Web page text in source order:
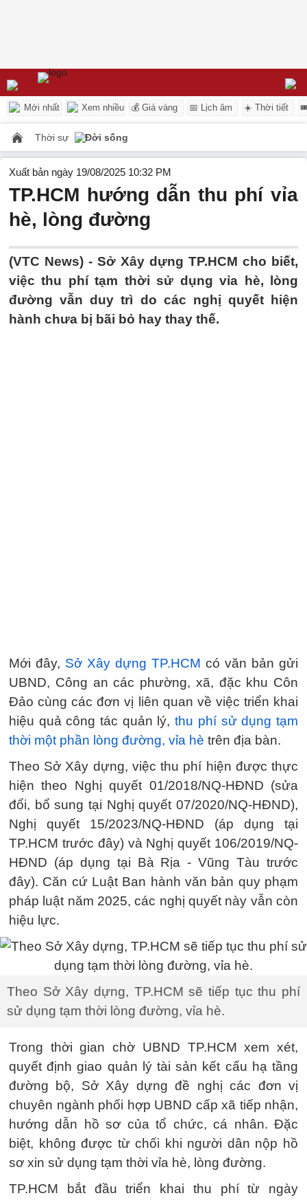
Mới nhất Xem nhiều 💰 Giá vàng 📅 Lịch âm ☀️ Thời tiết
Thời sự Đời sống
Xuất bản ngày 19/08/2025 10:32 PM
TP.HCM hướng dẫn thu phí vỉa
hè, lòng đường
(VTC News) - Sở Xây dựng TP.HCM cho biết,
việc thu phí tạm thời sử dụng vỉa hè, lòng
đường vẫn duy trì do các nghị quyết hiện
hành chưa bị bãi bỏ hay thay thế.
Mới đây, Sở Xây dựng TP.HCM có văn bản gửi
UBND, Công an các phường, xã, đặc khu Côn
Đảo cùng các đơn vị liên quan về việc triển khai
hiệu quả công tác quản lý,thu phí sử dụng tạm
thời một phần lòng đường, vỉa hè trên địa bàn.
Theo Sở Xây dựng, việc thu phí hiện được thực
hiện theo Nghị quyết 01/2018/NQ-HĐND (sửa
đổi, bổ sung tại Nghị quyết 07/2020/NQ-HĐND),
Nghị quyết 15/2023/NQ-HĐND (áp dụng tại
TP.HCM trước đây) và Nghị quyết 106/2019/NQ-
HĐND (áp dụng tại Bà Rịa - Vũng Tàu trước
đây). Căn cứ Luật Ban hành văn bản quy phạm
pháp luật năm 2025, các nghị quyết này vẫn còn
hiệu lực.
Theo Sở Xây dựng, TP.HCM sẽ tiếp tục thu phí
sử dụng tạm thời lòng đường, vỉa hè.
Trong thời gian chờ UBND TP.HCM xem xét,
quyết định giao quản lý tài sản kết cấu hạ tầng
đường bộ, Sở Xây dựng đề nghị các đơn vị
chuyên ngành phối hợp UBND cấp xã tiếp nhận,
hướng dẫn hồ sơ của tổ chức, cá nhân. Đặc
biệt, không được từ chối khi người dân nộp hồ
sơ xin sử dụng tạm thời vỉa hè, lòng đường.
TP.HCM bắt đầu triển khai thu phí từ ngày